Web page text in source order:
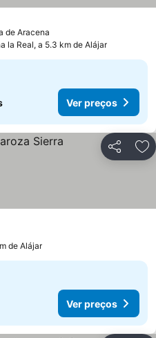
de Aracena
preços
la Real, a 5.3 km de Alájar
Ver preços
Partilhar
de Alájar
Ver preços